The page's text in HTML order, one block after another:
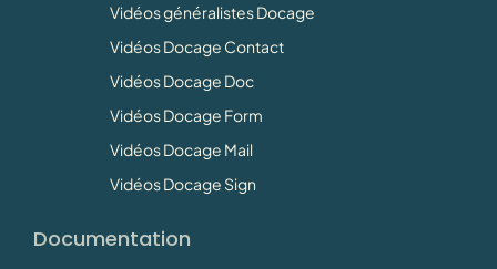
Vidéos généralistes Docage
Vidéos Docage Contact
Vidéos Docage Doc
Vidéos Docage Form
Vidéos Docage Mail
Vidéos Docage Sign
Documentation